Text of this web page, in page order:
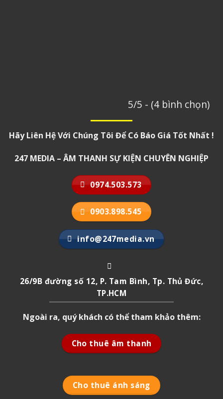
5/5 - (4 bình chọn)
Hãy Liên Hệ Với Chúng Tôi Để Có Báo Giá Tốt Nhất !
247 MEDIA – ÂM THANH SỰ KIỆN CHUYÊN NGHIỆP
0974.503.573
0903.898.545
info@247media.vn
26/9B đường số 12, P. Tam Bình, Tp. Thủ Đức,
TP.HCM
Ngoài ra, quý khách có thể tham khảo thêm:
Cho thuê âm thanh
Cho thuê ánh sáng